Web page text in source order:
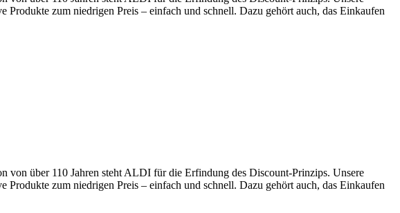
zum niedrigen Preis – einfach und schnell. Dazu gehört auch, das Einkaufen
über 110 Jahren steht ALDI für die Erfindung des Discount-Prinzips. Unsere
zum niedrigen Preis – einfach und schnell. Dazu gehört auch, das Einkaufen